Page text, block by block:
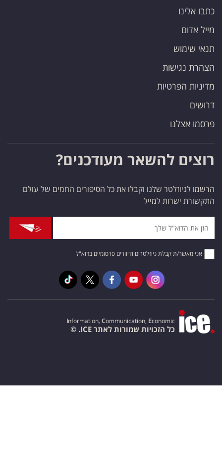
כתבו אלינו
מייל אדום
תנאי שימוש
הצהרת נגישות
מדיניות הפרטיות
דרושים
פרסמו אצלנו
רוצים להשאר מעודכנים?
הרשמו לניוזלטר שלנו וקבלו את כל הסיפורים החמים של עולם
התקשורת ישרות למייל
אני מאשר/ת קבלת ניוזלטרים ודיוורים פרסומיים בדוא"ל
Information, Communication, Economic
כל הזכויות שמורות לאתר ICE. ©